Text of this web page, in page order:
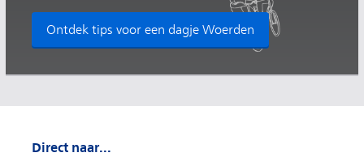
Ontdek tips voor een dagje Woerden
Direct naar...